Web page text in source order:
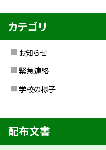
カテゴリ
お知らせ
緊急連絡
学校の様子
配布文書